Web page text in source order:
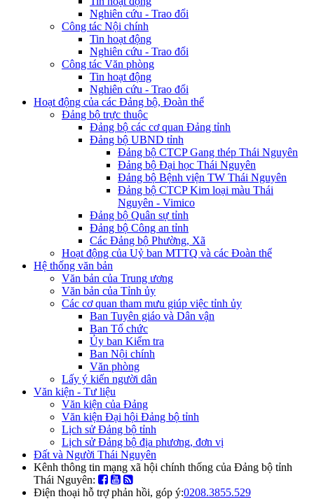
Nghiên cứu - Trao đổi
Công tác Nội chính
Tin hoạt động
Nghiên cứu - Trao đổi
Công tác Văn phòng
Tin hoạt động
Nghiên cứu - Trao đổi
Hoạt động của các Đảng bộ, Đoàn thể
Đảng bộ trực thuộc
Đảng bộ các cơ quan Đảng tỉnh
Đảng bộ UBND tỉnh
Đảng bộ CTCP Gang thép Thái Nguyên
Đảng bộ Đại học Thái Nguyên
Đảng bộ Bệnh viện TW Thái Nguyên
Đảng bộ CTCP Kim loại màu Thái
Nguyên - Vimico
Đảng bộ Quân sự tỉnh
Đảng bộ Công an tỉnh
Các Đảng bộ Phường, Xã
Hoạt động của Uỷ ban MTTQ và các Đoàn thể
Hệ thống văn bản
Văn bản của Trung ương
Văn bản của Tỉnh ủy
Các cơ quan tham mưu giúp việc tỉnh ủy
Ban Tuyên giáo và Dân vận
Ban Tổ chức
Ủy ban Kiểm tra
Ban Nội chính
Văn phòng
Lấy ý kiến người dân
Văn kiện - Tư liệu
Văn kiện của Đảng
Văn kiện Đại hội Đảng bộ tỉnh
Lịch sử Đảng bộ tỉnh
Lịch sử Đảng bộ địa phương, đơn vị
Đất và Người Thái Nguyên
Kênh thông tin mạng xã hội chính thống của Đảng bộ tỉnh
Thái Nguyên:
Điện thoại hỗ trợ phản hồi, góp ý:0208.3855.529